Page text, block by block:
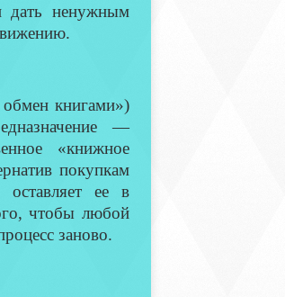
дать ненужным
книгами»)
—
«книжное
покупкам
ее в
чтобы любой
заново.